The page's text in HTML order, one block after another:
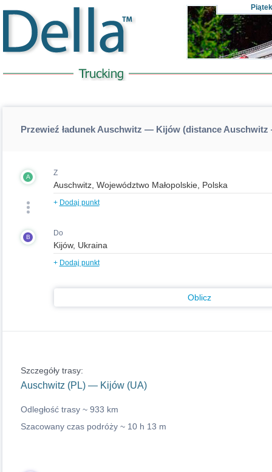
Piątek
Przewieź ładunek Auschwitz — Kijów (distance
A Z
+ Dodaj punkt
B Do
+ Dodaj punkt
Oblicz
Szczegóły trasy:
Auschwitz (PL) — Kijów (UA)
Odległość trasy ~ 933 km
Szacowany czas podróży ~ 10 h 13 m